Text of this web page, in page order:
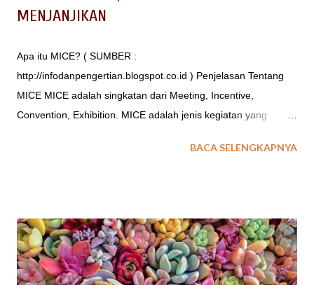
MENJANJIKAN
Apa itu MICE? ( SUMBER :
http://infodanpengertian.blogspot.co.id ) Penjelasan Tentang
MICE MICE adalah singkatan dari Meeting, Incentive,
Convention, Exhibition. MICE adalah jenis kegiatan yang
rencakanan secara matang oleh suatu kelompok atau
baru dalam masyarakat karena belum banyak memiliki
peminat seperti bisnis lainnya. Mengingat masih kurangnya
pengetahuan tentang MICE di Indonesia. Berikut dijelaskan
BACA SELENGKAPNYA